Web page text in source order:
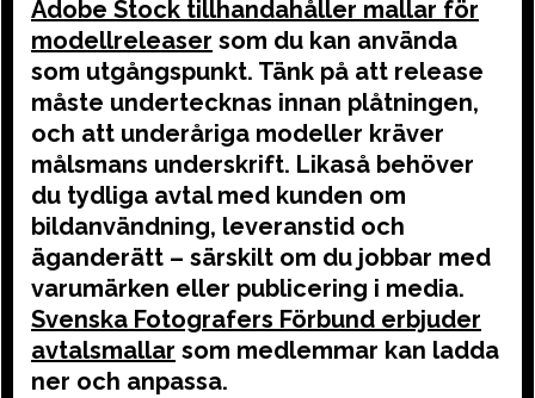
Adobe Stock tillhandahåller mallar för
modellreleaser som du kan använda
som utgångspunkt. Tänk på att release
måste undertecknas innan plåtningen,
och att underåriga modeller kräver
målsmans underskrift. Likaså behöver
du tydliga avtal med kunden om
bildanvändning, leveranstid och
äganderätt – särskilt om du jobbar med
varumärken eller publicering i media.
Svenska Fotografers Förbund erbjuder
avtalsmallar som medlemmar kan ladda
ner och anpassa.